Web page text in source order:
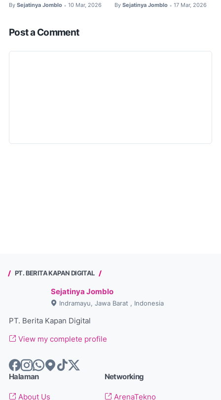
By Sejatinya Jomblo • 10 Mar, 2026 By Sejatinya Jomblo • 17 Mar, 2026
Post a Comment
PT. BERITA KAPAN DIGITAL
Sejatinya Jomblo
Indramayu, Jawa Barat , Indonesia
PT. Berita Kapan Digital
View my complete profile
Halaman
About Us
Networking
ArenaTekno